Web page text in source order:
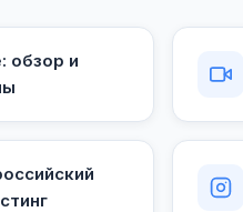
обзор и